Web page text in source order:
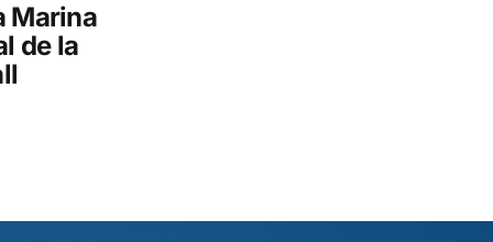
Marina
de la